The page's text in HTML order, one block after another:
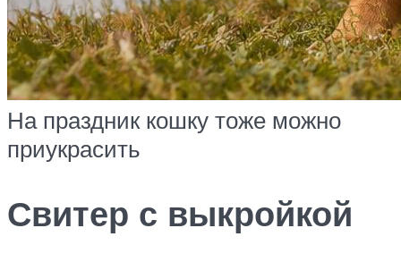
На праздник кошку тоже можно
приукрасить
Свитер с выкройкой